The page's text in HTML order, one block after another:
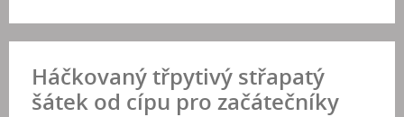
Háčkovaný třpytivý střapatý
šátek od cípu pro začátečníky